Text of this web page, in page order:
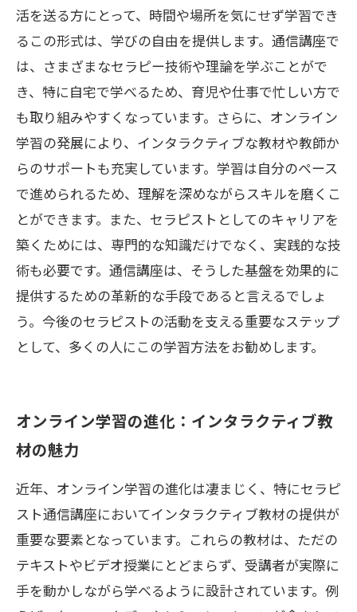
活を送る方にとって、時間や場所を気にせず学習でき
るこの形式は、学びの自由を提供します。通信講座で
は、さまざまなセラピー技術や理論を学ぶことがで
き、特に自宅で学べるため、育児や仕事で忙しい方で
も取り組みやすくなっています。さらに、オンライン
学習の発展により、インタラクティブな教材や教師か
らのサポートも充実しています。学習は自分のペース
で進められるため、理解を深めながらスキルを磨くこ
とができます。また、セラピストとしてのキャリアを
築くためには、専門的な知識だけでなく、実践的な技
術も必要です。通信講座は、そうした基盤を効果的に
提供するための革新的な手段であると言えるでしょ
う。今後のセラピストの活動を支える重要なステップ
として、多くの人にこの学習方法をお勧めします。
オンライン学習の進化：インタラクティブ教
材の魅力
近年、オンライン学習の進化は凄まじく、特にセラピ
スト通信講座においてインタラクティブ教材の提供が
重要な要素となっています。これらの教材は、ただの
テキストやビデオ授業にとどまらず、受講者が実際に
手を動かしながら学べるように設計されています。例